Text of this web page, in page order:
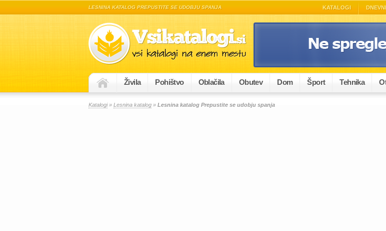
LESNINA KATALOG PREPUSTITE SE UDOBJU SPANJA KATALOGI
Živila Pohištvo Oblačila Obutev Dom Šport Tehnika
Katalogi» Lesnina katalog » Lesnina katalog Prepustite se udobju spanja